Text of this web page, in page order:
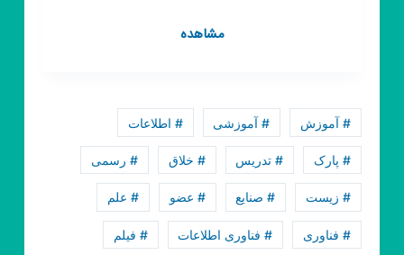
مشاهدهکانال
برنامه
نویسی
بازارکار
# آموزش # آموزشی # اطلاعات
# پارک # تدریس # خلاق # رسمی
# زیست # صنایع # عضو # علم
# فناوری # فناوری اطلاعات # فیلم